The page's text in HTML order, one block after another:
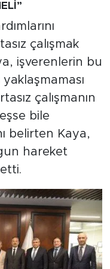
çalışmak
işverenlerin bu
çalışmanın
bile
belirten Kaya,
hareket